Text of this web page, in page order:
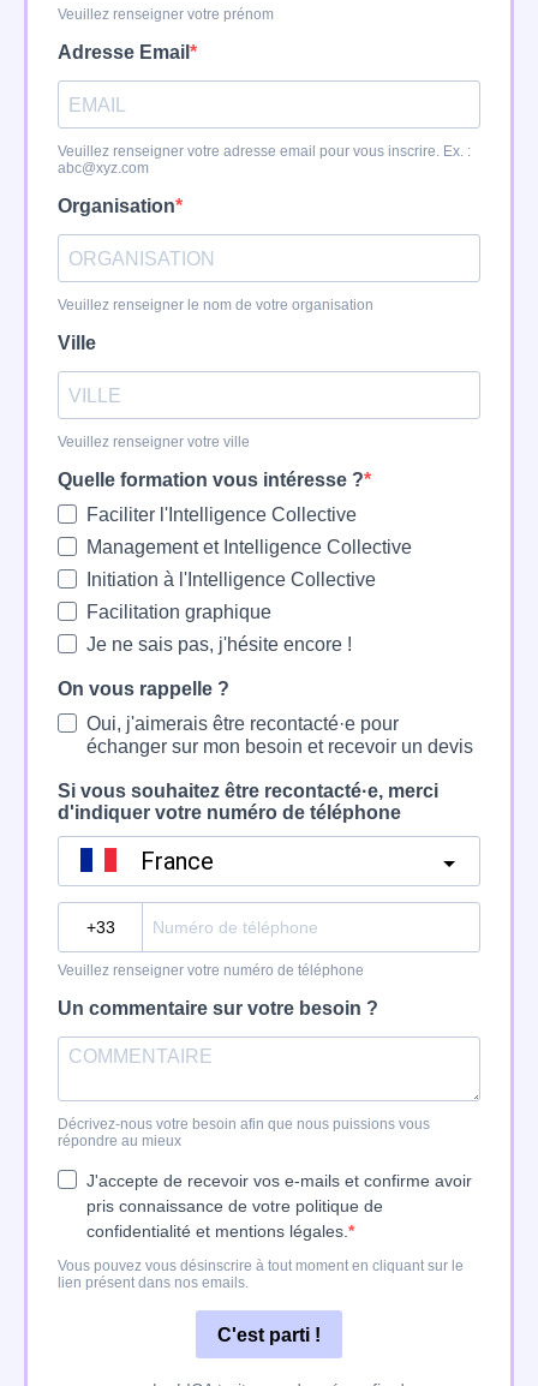
Veuillez renseigner votre prénom
Adresse Email
Veuillez renseigner votre adresse email pour vous inscrire. Ex. :
abc@xyz.com
Organisation
Veuillez renseigner le nom de votre organisation
Ville
Veuillez renseigner votre ville
Quelle formation vous intéresse ?
Faciliter l'Intelligence Collective
Management et Intelligence Collective
Initiation à l'Intelligence Collective
Facilitation graphique
Je ne sais pas, j'hésite encore !
On vous rappelle ?
Oui, j'aimerais être recontacté·e pour
échanger sur mon besoin et recevoir un devis
Si vous souhaitez être recontacté·e, merci
d'indiquer votre numéro de téléphone
France
Veuillez renseigner votre numéro de téléphone
Un commentaire sur votre besoin ?
Décrivez-nous votre besoin afin que nous puissions vous
répondre au mieux
J'accepte de recevoir vos e-mails et confirme avoir
pris connaissance de votre politique de
confidentialité et mentions légales.
Vous pouvez vous désinscrire à tout moment en cliquant sur le
lien présent dans nos emails.
C'est parti !